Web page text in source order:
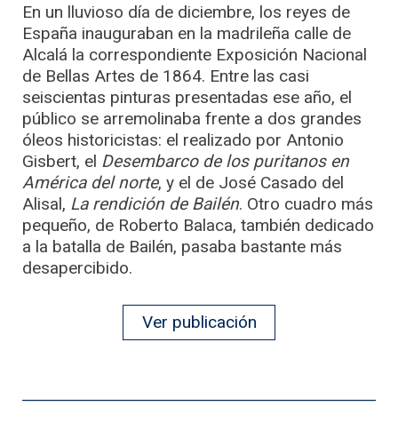
En un lluvioso día de diciembre, los reyes de
España inauguraban en la madrileña calle de
Alcalá la correspondiente Exposición Nacional
de Bellas Artes de 1864. Entre las casi
seiscientas pinturas presentadas ese año, el
público se arremolinaba frente a dos grandes
óleos historicistas: el realizado por Antonio
Gisbert, el Desembarco de los puritanos en
América del norte, y el de José Casado del
Alisal, La rendición de Bailén. Otro cuadro más
pequeño, de Roberto Balaca, también dedicado
a la batalla de Bailén, pasaba bastante más
desapercibido.
Ver publicación